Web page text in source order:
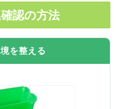
認の方法
を整える